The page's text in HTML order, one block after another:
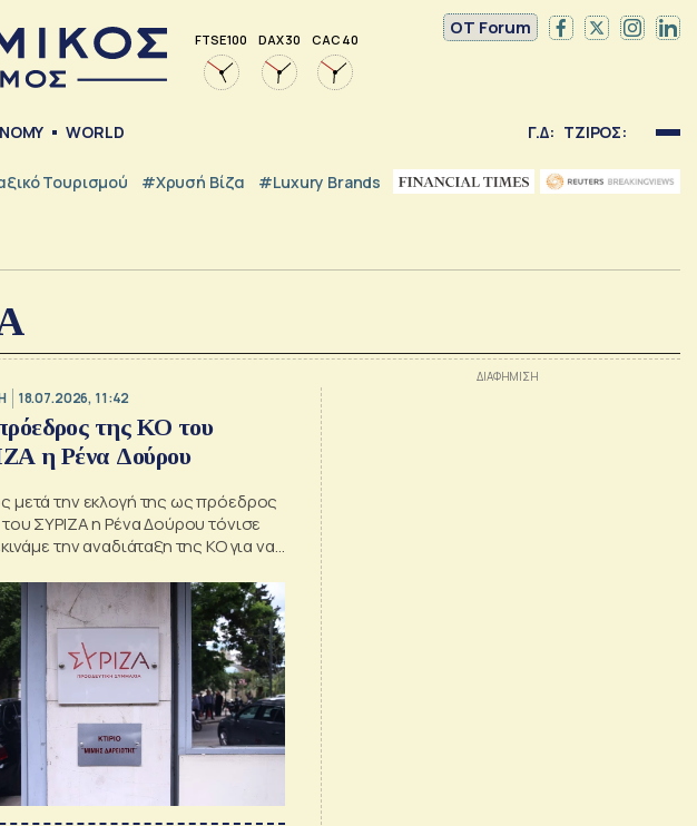
FTSE 100 DAX 30 CAC 40
OT Forum
WORLD Γ.Δ: ΤΖΙΡΟΣ:
Τουρισμού #Χρυσή Βίζα #luxury Brands
18.07.2026, 11:42
της ΚΟ του
η Ρένα Δούρου
μετά την εκλογή της ως πρόεδρος
ΣΥΡΙΖΑ η Ρένα Δούρου τόνισε
την αναδιάταξη της ΚΟ για να